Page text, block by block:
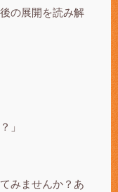
の展開を読み解
」
みませんか？あ